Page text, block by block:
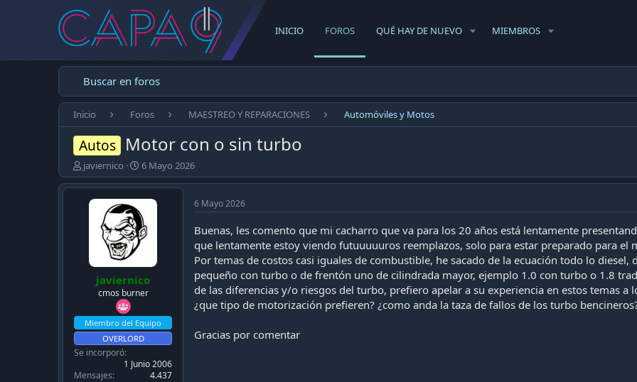
INICIO FOROS QUÉ HAY DE NUEVO MIEMBROS
Buscar en foros
Inicio Foros MAESTREO Y REPARACIONES Automóviles y Motos
Autos Motor con o sin turbo
E
m
p
javiernico
F
e
c
h
a
d
e
u
b
l
c
a
c
ó
6 Mayo 2026
javiernico
cmos burner
Miembro del Equipo
OVERLORD
Se incorporó
1 Junio 2006
Mensajes
4.437
6 Mayo 2026
Buenas, les comento que mi cacharro que va para los 20 años está lentamente
que lentamente estoy viendo futuuuuuros reemplazos, solo para estar preparado para el
Por temas de costos casi iguales de combustible, he sacado de la ecuación todo lo
pequeño con turbo o de frentón uno de cilindrada mayor, ejemplo 1.0 con turbo o 1.8
de las diferencias y/o riesgos del turbo, prefiero apelar a su experiencia en estos temas a
¿que tipo de motorización prefieren? ¿como anda la taza de fallos de los turbo
Gracias por comentar